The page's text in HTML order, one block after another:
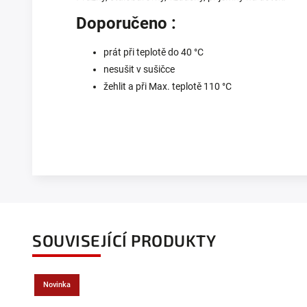
Doporučeno :
prát při teplotě do 40 °C
nesušit v sušičce
žehlit a při Max. teplotě 110 °C
SOUVISEJÍCÍ PRODUKTY
Novinka